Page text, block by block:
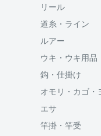
送られる6桁のショップ
ットカード情報を再度入
レジットカード」がご利
リール
道糸・ライン
ルアー
ウキ・ウキ用品
鈎・仕掛け
オモリ・カゴ・
エサ
竿掛・竿受